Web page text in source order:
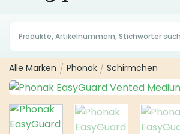
Products
search
Alle Marken / Phonak / Schirmchen